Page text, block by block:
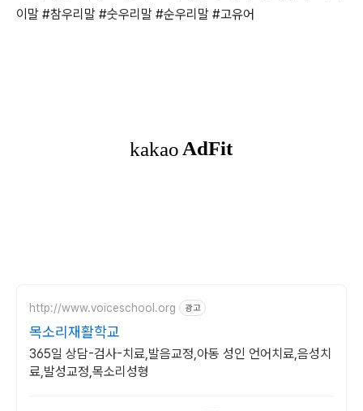
이말 #참우리말 #숫우리말 #순우리말 #고유어
http://www.voiceschool.org 광고
목소리재활학교
365일 상담-검사-치료,발음교정,아동 성인 언어치료,음성치
료,발성교정,목소리성형